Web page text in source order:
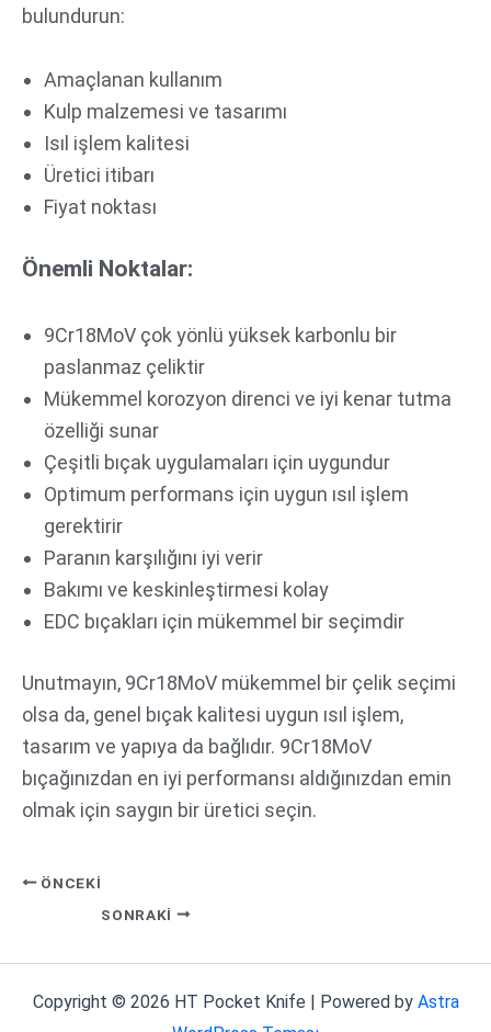
bulundurun:
Amaçlanan kullanım
Kulp malzemesi ve tasarımı
Isıl işlem kalitesi
Üretici itibarı
Fiyat noktası
Önemli Noktalar:
9Cr18MoV çok yönlü yüksek karbonlu bir
paslanmaz çeliktir
Mükemmel korozyon direnci ve iyi kenar tutma
özelliği sunar
Çeşitli bıçak uygulamaları için uygundur
Optimum performans için uygun ısıl işlem
gerektirir
Paranın karşılığını iyi verir
Bakımı ve keskinleştirmesi kolay
EDC bıçakları için mükemmel bir seçimdir
Unutmayın, 9Cr18MoV mükemmel bir çelik seçimi
olsa da, genel bıçak kalitesi uygun ısıl işlem,
tasarım ve yapıya da bağlıdır. 9Cr18MoV
bıçağınızdan en iyi performansı aldığınızdan emin
olmak için saygın bir üretici seçin.
ÖNCEKI
SONRAKI
Copyright © 2026 HT Pocket Knife | Powered by Astra